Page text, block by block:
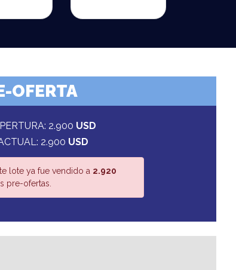
OFERTA
2.900 USD
2.900 USD
lote ya fue vendido a 2.920
pre-ofertas.